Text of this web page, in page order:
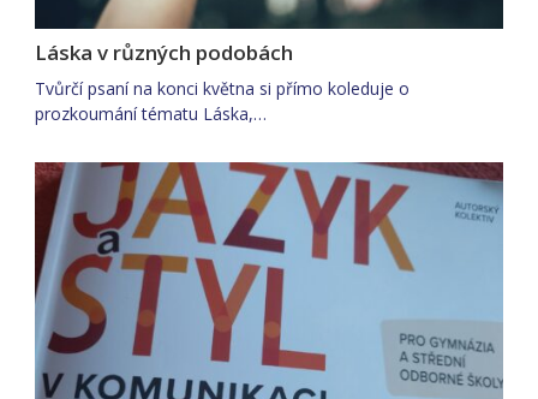
Láska v různých podobách
Tvůrčí psaní na konci května si přímo koleduje o
prozkoumání tématu Láska,…